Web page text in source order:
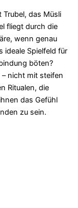
das Müsli
fliegt durch die
wenn genau
ideale Spielfeld für
böten?
nicht mit steifen
Ritualen, die
das Gefühl
zu sein.